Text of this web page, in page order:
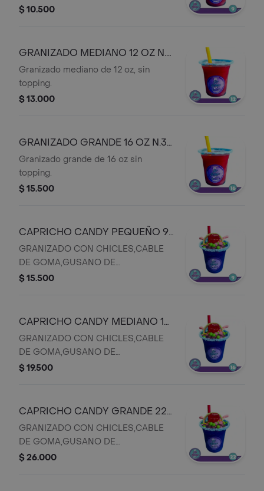
$ 10.500
GRANIZADO MEDIANO 12 OZ N.2
S
Granizado mediano de 12 oz, sin
topping.
$ 13.000
GRANIZADO GRANDE 16 OZ N.3
S
Granizado grande de 16 oz sin
topping.
$ 15.500
CAPRICHO CANDY PEQUEÑO 9
OZ N.6 S
GRANIZADO CON CHICLES,CABLE
DE GOMA,GUSANO DE
GOMA,PERLAS EXPLOXIVAS Y
$ 15.500
CAPRICHO CANDY MEDIANO 16
OZ N.7 S
GRANIZADO CON CHICLES,CABLE
DE GOMA,GUSANO DE
GOMA,PERLAS EXPLOXIVAS Y
$ 19.500
CAPRICHO CANDY GRANDE 22
OZ N.8 S
GRANIZADO CON CHICLES,CABLE
DE GOMA,GUSANO DE
GOMA,PERLAS EXPLOXIVAS Y
$ 26.000